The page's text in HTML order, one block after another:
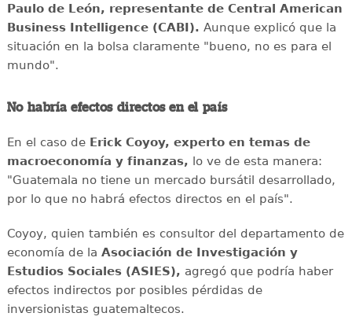
Paulo de León, representante de Central American
Business Intelligence (CABI). Aunque explicó que la
situación en la bolsa claramente "bueno, no es para el
mundo".
No habría efectos directos en el país
En el caso de Erick Coyoy, experto en temas de
macroeconomía y finanzas, lo ve de esta manera:
"Guatemala no tiene un mercado bursátil desarrollado,
por lo que no habrá efectos directos en el país".
Coyoy, quien también es consultor del departamento de
economía de la Asociación de Investigación y
Estudios Sociales (ASIES), agregó que podría haber
efectos indirectos por posibles pérdidas de
inversionistas guatemaltecos.